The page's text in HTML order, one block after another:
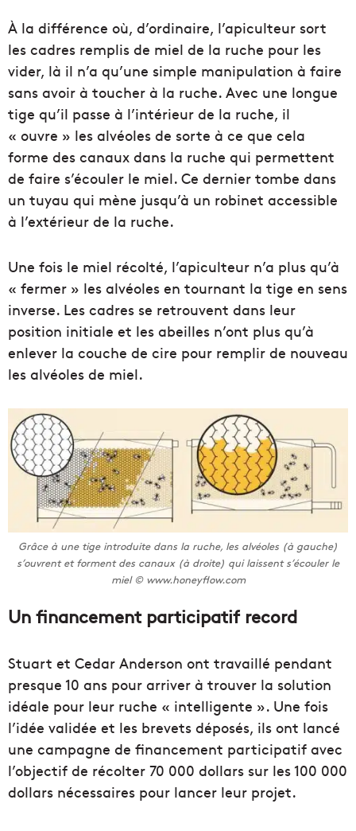
À la différence où, d’ordinaire, l’apiculteur sort
les cadres remplis de miel de la ruche pour les
vider, là il n’a qu’une simple manipulation à faire
sans avoir à toucher à la ruche. Avec une longue
tige qu’il passe à l’intérieur de la ruche, il
« ouvre » les alvéoles de sorte à ce que cela
forme des canaux dans la ruche qui permettent
de faire s’écouler le miel. Ce dernier tombe dans
un tuyau qui mène jusqu’à un robinet accessible
à l’extérieur de la ruche.
Une fois le miel récolté, l’apiculteur n’a plus qu’à
« fermer » les alvéoles en tournant la tige en sens
inverse. Les cadres se retrouvent dans leur
position initiale et les abeilles n’ont plus qu’à
enlever la couche de cire pour remplir de nouveau
les alvéoles de miel.
Grâce à une tige introduite dans la ruche, les alvéoles (à gauche)
s’ouvrent et forment des canaux (à droite) qui laissent s’écouler le
miel © www.honeyflow.com
Un financement participatif record
Stuart et Cedar Anderson ont travaillé pendant
presque 10 ans pour arriver à trouver la solution
idéale pour leur ruche « intelligente ». Une fois
l’idée validée et les brevets déposés, ils ont lancé
une campagne de financement participatif avec
l’objectif de récolter 70 000 dollars sur les 100 000
dollars nécessaires pour lancer leur projet.